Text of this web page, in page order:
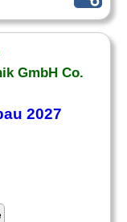
GmbH Co.
2027